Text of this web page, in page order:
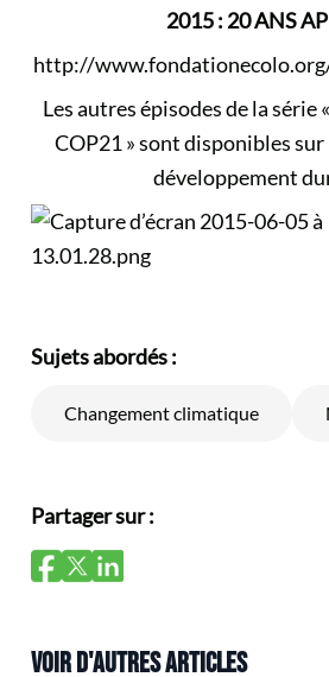
2015 : 20 ANS
http://
Les autres épisodes de la série
COP21 » sont disponibles
développement
Sujets abordés :
Changement climatique
Partager sur :
VOIR D'AUTRES ARTICLES